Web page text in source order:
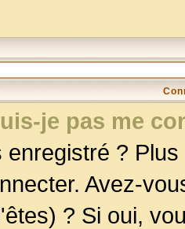
je pas me
enregistré ?
Avez-
? Si oui,